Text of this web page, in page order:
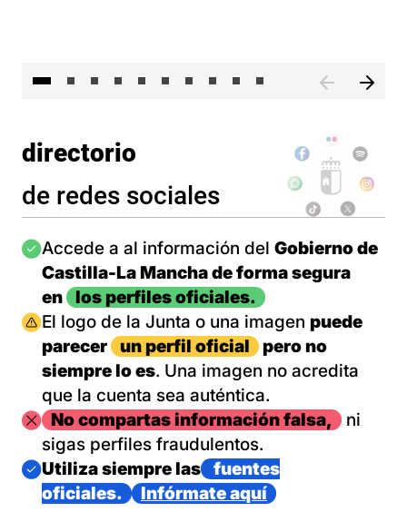
directorio
de redes sociales
Imagen
Accede a al información del Gobierno de
Castilla-La Mancha de forma segura
en
los perfiles oficiales.
Imagen
El logo de la Junta o una imagen puede
parecer
un perfil oficial
pero no
siempre lo es. Una imagen no acredita
que la cuenta sea auténtica.
ImagenNo compartas información falsa,
ni
sigas perfiles fraudulentos.
Imagen
Utiliza siempre las
fuentes
oficiales.
Infórmate aquí